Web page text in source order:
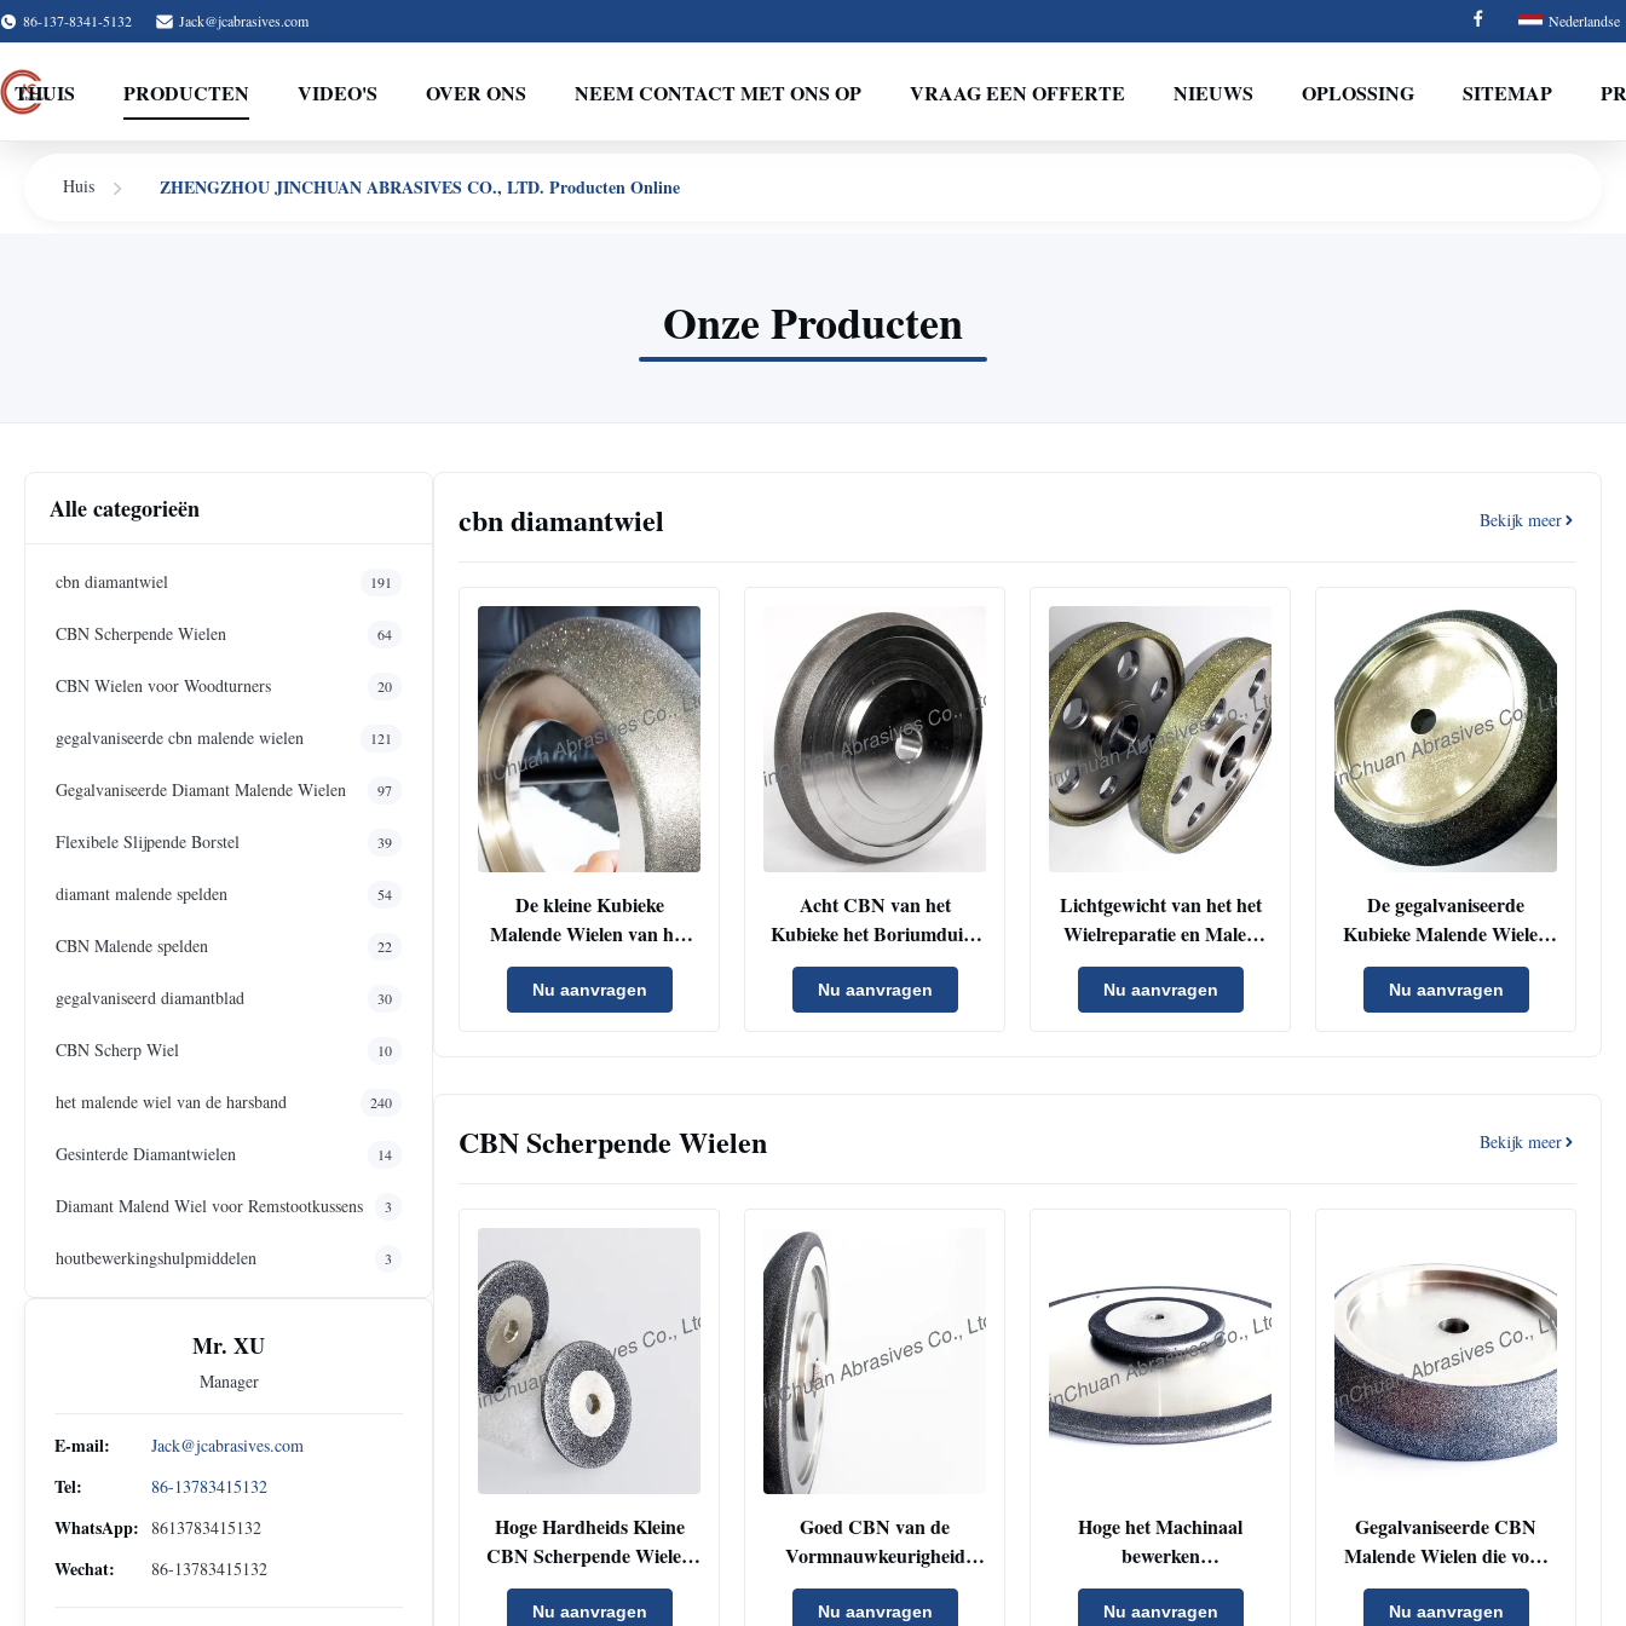
86-137-8341-5132 Jack@jcabrasives.com Nederlandse
THUIS PRODUCTEN VIDEO'S OVER ONS NEEM CONTACT MET ONS OP VRAAG EEN OFFERTE NIEUWS OPLOSSING SITEMAP
Huis ZHENGZHOU JINCHUAN ABRASIVES CO., LTD. Producten Online
Onze Producten
Alle categorieën
cbn diamantwiel 191
CBN Scherpende Wielen 64
CBN Wielen voor Woodturners 20
gegalvaniseerde cbn malende wielen 121
Gegalvaniseerde Diamant Malende Wielen 97
Flexibele Slijpende Borstel 39
diamant malende spelden 54
CBN Malende spelden 22
gegalvaniseerd diamantblad 30
CBN Scherp Wiel 10
het malende wiel van de harsband 240
Gesinterde Diamantwielen 14
Diamant Malend Wiel voor Remstootkussens 3
houtbewerkingshulpmiddelen 3
Mr. XU
Manager
E-mail: Jack@jcabrasives.com
Tel: 86-13783415132
WhatsApp: 8613783415132
Wechat: 86-13783415132
cbn diamantwiel Bekijk meer
De kleine Kubieke
Malende Wielen van het
Boriumnitride/hard
Diamant en CBN Wielen
Nu aanvragen
Acht CBN van het
Kubieke het Boriumduim
Nitride dat van het
Diamantwiel Houten
Lintzaag scherpt
Nu aanvragen
Lichtgewicht van het het
Wielreparatie en Malen
van de
Houtbewerkingsdiamant
Hulpmiddelen
Nu aanvragen
De gegalvaniseerde
Kubieke Malende Wielen
van het Boriumnitride met
Nikkel bedekten Geen
Behoeftevulling met een
Nu aanvragen
CBN Scherpende Wielen Bekijk meer
Hoge Hardheids Kleine
CBN Scherpende Wielen
voor Machine 40mm van
de Spitsnijder
Nu aanvragen
Goed CBN van de
Vormnauwkeurigheid
Scherp Wiel/om 8 CBN
Malende Wielen
Nu aanvragen
Hoge het Machinaal
bewerken
Nauwkeurigheidscbn
Wielen voor Lage de
Nu aanvragen
Gegalvaniseerde CBN
Malende Wielen die voor
Houten Lintzaag kunnen
worden gebruikt
Nu aanvragen